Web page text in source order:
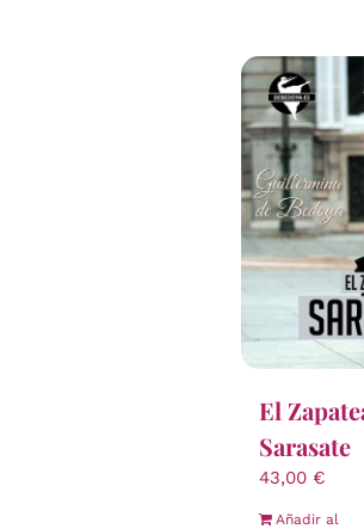
El
Sarasate
43,00 €
Añadir al